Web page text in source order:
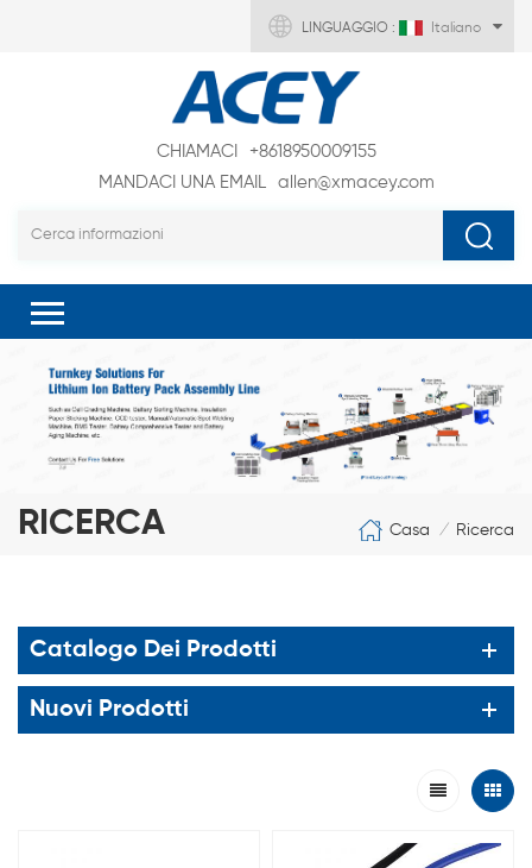
LINGUAGGIO : Italiano
CHIAMACI
+8618950009155
MANDACI UNA EMAIL
allen@xmacey.com
RICERCA Casa / Ricerca
Catalogo Dei Prodotti
Nuovi Prodotti